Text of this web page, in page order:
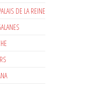
DE LA REINE